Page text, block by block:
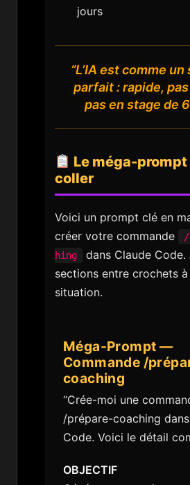
jours
“L’IA est comme
parfait : rapide,
pas en stage de
Le méga-
coller
Voici un prompt clé en
créer votre commande
/
hing
dans Claude
sections entre crochets
situation.
Méga-Prompt —
Commande /
coaching
“Crée-moi une
/prépare-coaching
Code. Voici le détail
OBJECTIF